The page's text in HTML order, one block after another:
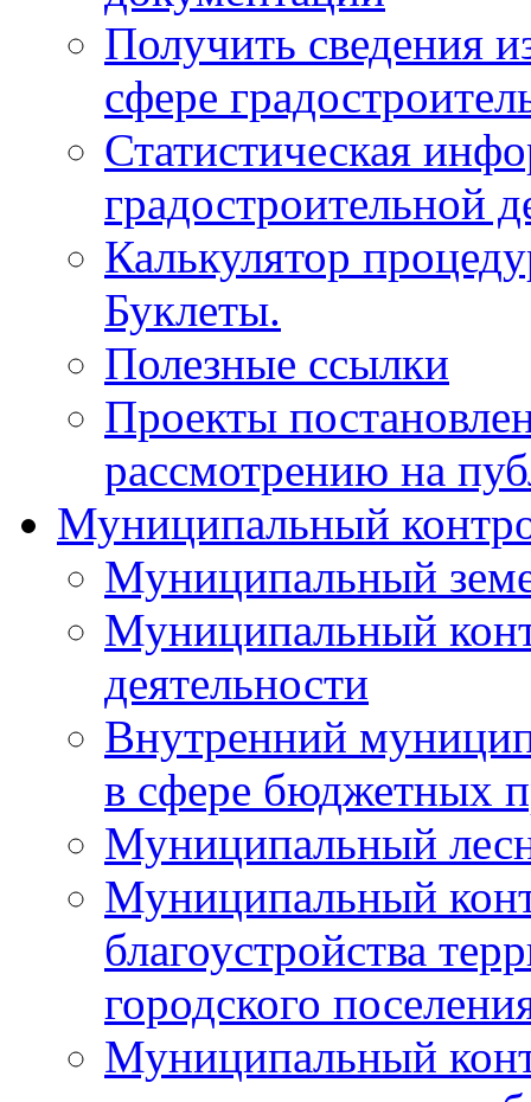
Получить сведения
сфере
Статистическая
градостроительной
Калькулятор
Буклеты.
Полезные ссылки
Проекты
рассмотрению на
Муниципальный
Муниципальный
Муниципальный
деятельности
Внутренний
в сфере бюджетных
Муниципальный
Муниципальный
благоустройства
городского
Муниципальный